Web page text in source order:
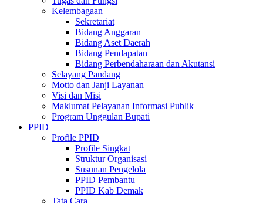
Kelembagaan
Sekretariat
Bidang Anggaran
Bidang Aset Daerah
Bidang Pendapatan
Bidang Perbendaharaan dan Akutansi
Selayang Pandang
Motto dan Janji Layanan
Visi dan Misi
Maklumat Pelayanan Informasi Publik
Program Unggulan Bupati
PPID
Profile PPID
Profile Singkat
Struktur Organisasi
Susunan Pengelola
PPID Pembantu
PPID Kab Demak
Tata Cara